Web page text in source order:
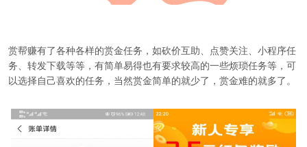
赏帮赚有了各种各样的赏金任务，如砍价互助、点赞关注、小程序任
务、转发下载等等，有简单易得也有要求较高的一些烦琐任务等，可
以选择自己喜欢的任务，当然赏金简单的就少了，赏金难的就多了。